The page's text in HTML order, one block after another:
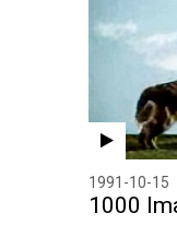
1991-10-15
1000